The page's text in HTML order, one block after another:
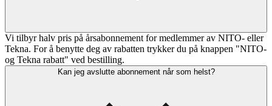
Vi tilbyr halv pris på årsabonnement for medlemmer av NITO- eller
Tekna. For å benytte deg av rabatten trykker du på knappen "NITO-
og Tekna rabatt" ved bestilling.
Kan jeg avslutte abonnement når som helst?